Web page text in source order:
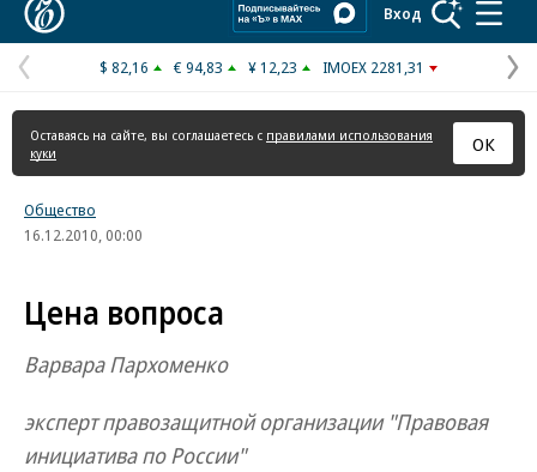
Вход
Предыдущая
страница
$ 82,16 € 94,83 ¥ 12,23 IMOEX 2281,31
Оставаясь на сайте, вы соглашаетесь с правилами использования
куки
ОК
Общество
16.12.2010, 00:00
Цена вопроса
Варвара Пархоменко
эксперт правозащитной организации "Правовая
инициатива по России"